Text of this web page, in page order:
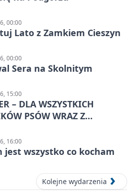
00:00
Lato z Zamkiem Cieszyn
00:00
Sera na Skolnitym
15:00
– DLA WSZYSTKICH
PSÓW WRAZ Z
16:00
jest wszystko co kocham
Kolejne wydarzenia